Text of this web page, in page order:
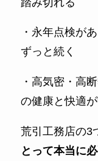
・永年点検が
ずっと続く
・高気密・高
の健康と快適
荒引工務店の3
とって本当に